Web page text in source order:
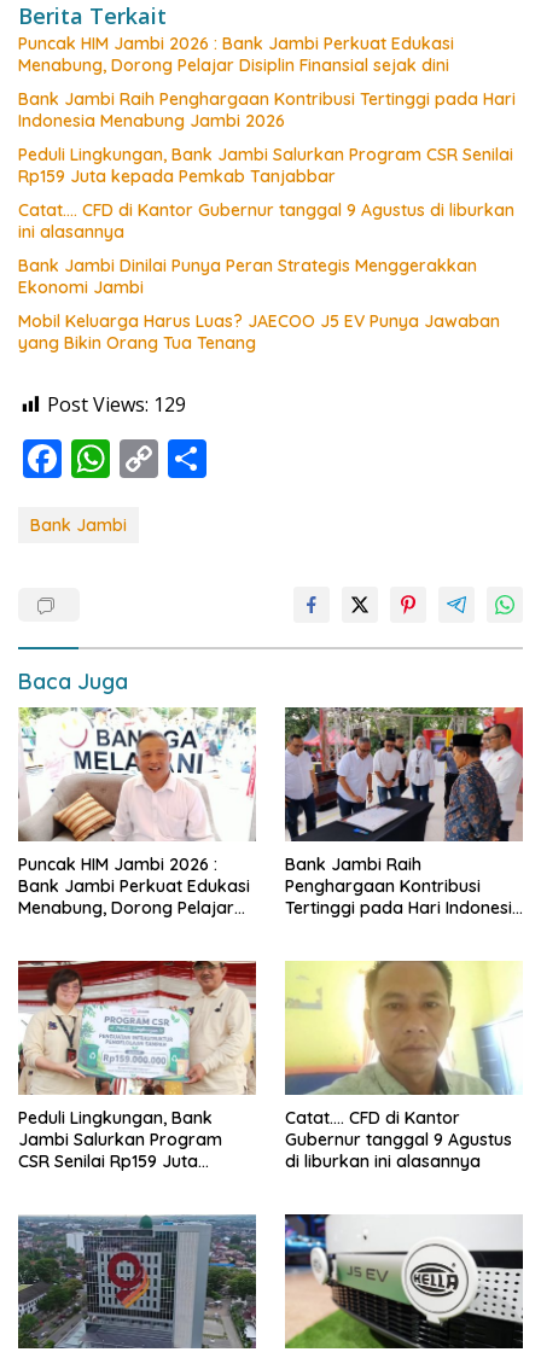
Berita Terkait
Puncak HIM Jambi 2026 : Bank Jambi Perkuat Edukasi
Menabung, Dorong Pelajar Disiplin Finansial sejak dini
Bank Jambi Raih Penghargaan Kontribusi Tertinggi pada Hari
Indonesia Menabung Jambi 2026
Peduli Lingkungan, Bank Jambi Salurkan Program CSR Senilai
Rp159 Juta kepada Pemkab Tanjabbar
Catat…. CFD di Kantor Gubernur tanggal 9 Agustus di liburkan
ini alasannya
Bank Jambi Dinilai Punya Peran Strategis Menggerakkan
Ekonomi Jambi
Mobil Keluarga Harus Luas? JAECOO J5 EV Punya Jawaban
yang Bikin Orang Tua Tenang
Post Views: 129
F
e
o
k
W
at
p
p
C
n
Bank Jambi
Baca Juga
Puncak HIM Jambi 2026 :
Bank Jambi Perkuat Edukasi
Menabung, Dorong Pelajar
Bank Jambi Raih
Penghargaan Kontribusi
Tertinggi pada Hari Indonesia
Peduli Lingkungan, Bank
Jambi Salurkan Program
CSR Senilai Rp159 Juta
Catat…. CFD di Kantor
Gubernur tanggal 9 Agustus
di liburkan ini alasannya